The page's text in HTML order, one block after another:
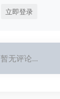
立即登录
暂无评论...